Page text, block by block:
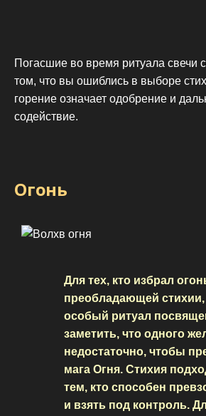
Погасшие во время ритуала свечи
том, что вы ошиблись в выборе
горение означает одобрение и
содействие.
Огонь
Для тех, кто избрал
преобладающей стихии,
особый ритуал
заметить, что одного
недостаточно, чтобы
мага Огня. Стихия
тем, кто способен
и взять под контроль.